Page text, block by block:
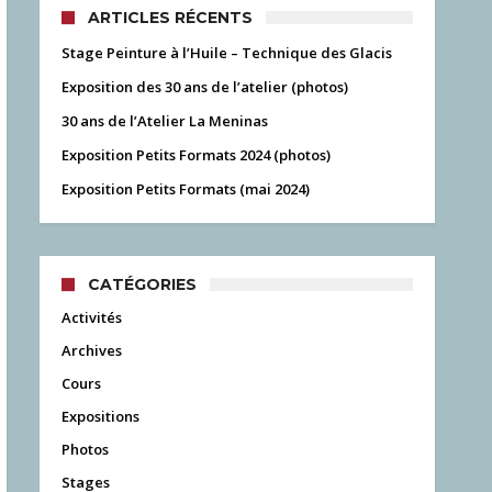
ARTICLES RÉCENTS
Stage Peinture à l’Huile – Technique des Glacis
Exposition des 30 ans de l’atelier (photos)
30 ans de l’Atelier La Meninas
Exposition Petits Formats 2024 (photos)
Exposition Petits Formats (mai 2024)
CATÉGORIES
Activités
Archives
Cours
Expositions
Photos
Stages